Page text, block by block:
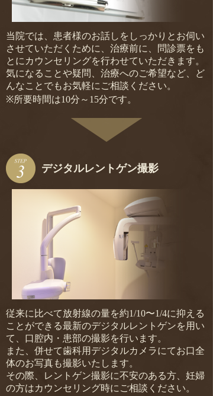
当院では、患者様のお話しをしっかりとお伺い
させていただくために、治療前に、問診票をも
とにカウンセリングを行わせていただきます。
気になることや疑問、治療へのご希望など、ど
んなことでもお気軽にご相談ください。
※所要時間は10分～15分です。
デジタルレントゲン撮影
従来に比べて放射線の量を約1/10〜1/4に抑える
ことができる最新のデジタルレントゲンを用い
て、口腔内・患部の撮影を行います。
また、併せて歯科用デジタルカメラにてお口全
体のお写真も撮影いたします。
その際、レントゲン撮影に不安のある方、妊婦
の方はカウンセリング時にご相談ください。